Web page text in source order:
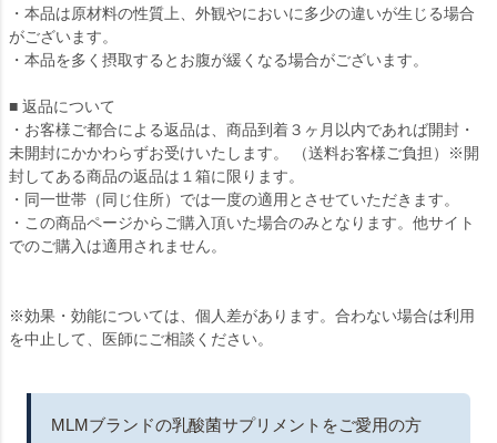
・本品は原材料の性質上、外観やにおいに多少の違いが生じる場合
がございます。
・本品を多く摂取するとお腹が緩くなる場合がございます。
■ 返品について
・お客様ご都合による返品は、商品到着３ヶ月以内であれば開封・
未開封にかかわらずお受けいたします。 （送料お客様ご負担）※開
封してある商品の返品は１箱に限ります。
・同一世帯（同じ住所）では一度の適用とさせていただきます。
・この商品ページからご購入頂いた場合のみとなります。他サイト
でのご購入は適用されません。
※効果・効能については、個人差があります。合わない場合は利用
を中止して、医師にご相談ください。
MLMブランドの乳酸菌サプリメントをご愛用の方